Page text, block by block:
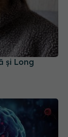
și Long